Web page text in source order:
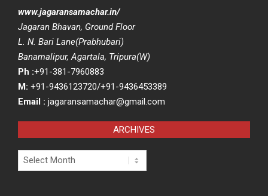
www.jagaransamachar.in/
Jagaran Bhavan, Ground Floor
L. N. Bari Lane(Prabhubari)
Banamalipur, Agartala, Tripura(W)
Ph :+91-381-7960883
M: +91-9436123720/+91-9436453389
Email : jagaransamachar@gmail.com
ARCHIVES
Archives